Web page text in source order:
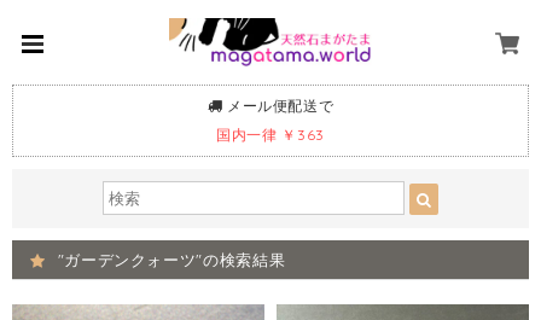
メール便配送で
国内一律 ￥363
"ガーデンクォーツ"の検索結果